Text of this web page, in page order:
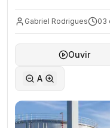
Gabriel Rodrigues 03
Ouvir
A